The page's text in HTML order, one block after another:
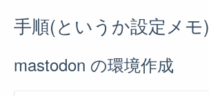
手順(というか設定メモ)
mastodon の環境作成